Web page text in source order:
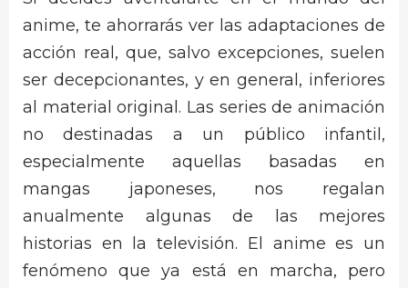
anime, te ahorrarás ver las adaptaciones de
acción real, que, salvo excepciones, suelen
ser decepcionantes, y en general, inferiores
al material original. Las series de animación
no destinadas a un público infantil,
especialmente aquellas basadas en
mangas japoneses, nos regalan
anualmente algunas de las mejores
historias en la televisión. El anime es un
fenómeno que ya está en marcha, pero